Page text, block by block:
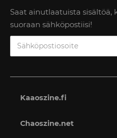
Saat ainutlaatuista sisältöä,
suoraan sähköpostiisi!
Kaaoszine.fi
Chaoszine.net